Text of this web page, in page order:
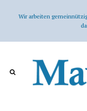
Wir arbeiten